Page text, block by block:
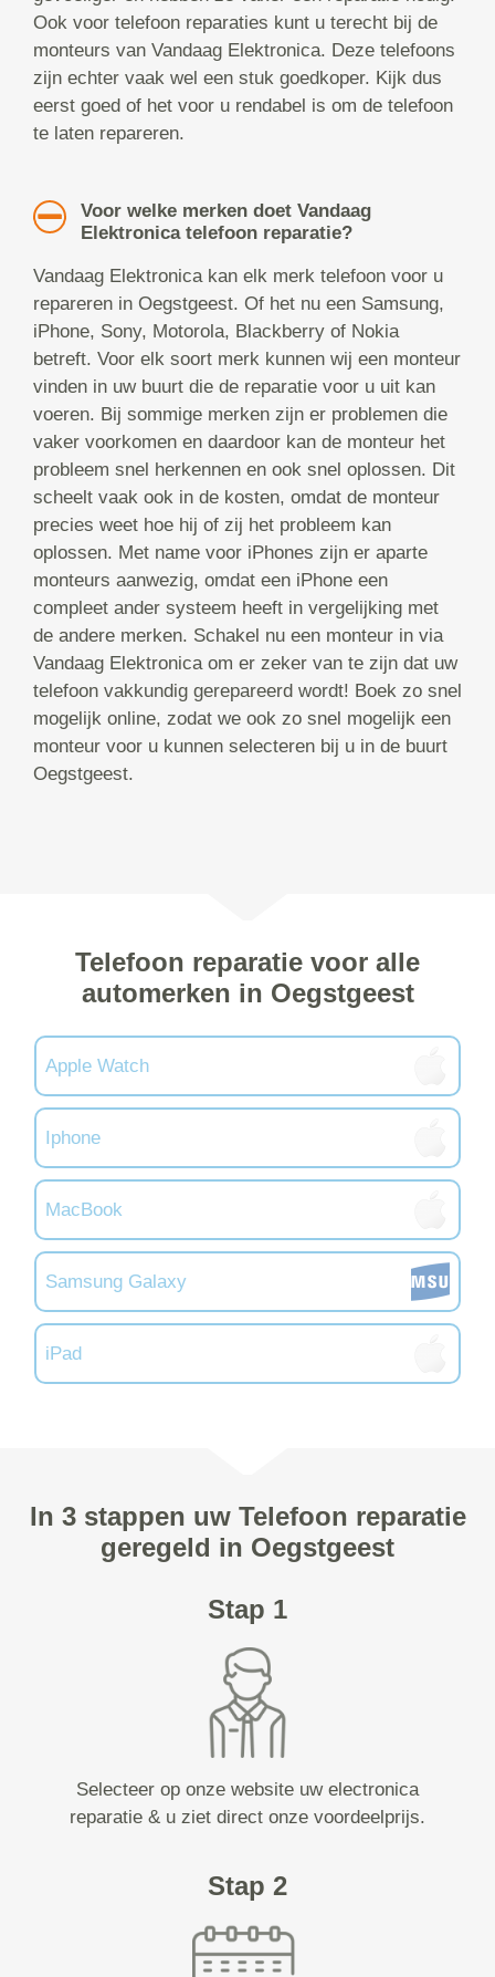
Ook voor telefoon reparaties kunt u terecht bij de
monteurs van Vandaag Elektronica. Deze telefoons
zijn echter vaak wel een stuk goedkoper. Kijk dus
eerst goed of het voor u rendabel is om de telefoon
te laten repareren.
Voor welke merken doet Vandaag
Elektronica telefoon reparatie?
Vandaag Elektronica kan elk merk telefoon voor u
repareren in Oegstgeest. Of het nu een Samsung,
iPhone, Sony, Motorola, Blackberry of Nokia
betreft. Voor elk soort merk kunnen wij een monteur
vinden in uw buurt die de reparatie voor u uit kan
voeren. Bij sommige merken zijn er problemen die
vaker voorkomen en daardoor kan de monteur het
probleem snel herkennen en ook snel oplossen. Dit
scheelt vaak ook in de kosten, omdat de monteur
precies weet hoe hij of zij het probleem kan
oplossen. Met name voor iPhones zijn er aparte
monteurs aanwezig, omdat een iPhone een
compleet ander systeem heeft in vergelijking met
de andere merken. Schakel nu een monteur in via
Vandaag Elektronica om er zeker van te zijn dat uw
telefoon vakkundig gerepareerd wordt! Boek zo snel
mogelijk online, zodat we ook zo snel mogelijk een
monteur voor u kunnen selecteren bij u in de buurt
Oegstgeest.
Telefoon reparatie voor alle
automerken in Oegstgeest
Apple Watch
Iphone
MacBook
Samsung Galaxy
iPad
In 3 stappen uw Telefoon reparatie
geregeld in Oegstgeest
Stap 1
Selecteer op onze website uw electronica
reparatie & u ziet direct onze voordeelprijs.
Stap 2